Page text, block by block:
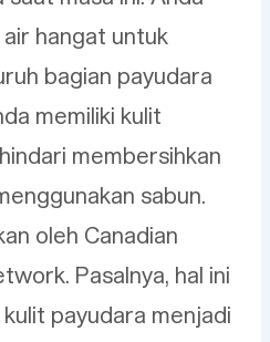
air hangat untuk
bagian payudara
memiliki kulit
membersihkan
sabun.
oleh Canadian
Pasalnya, hal ini
payudara menjadi